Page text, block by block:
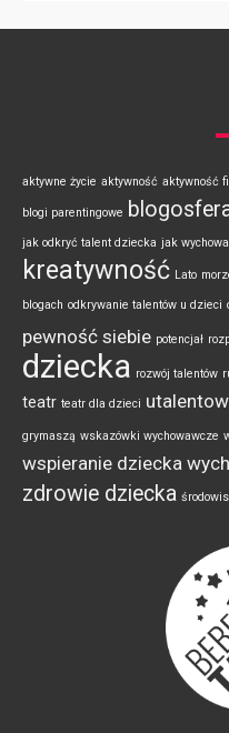
aktywne życie aktywność aktywność
blogi parentingowe
jak odkryć talent dziecka jak
kreatywność Lato
blogach odkrywanie talentów u dzieci
pewność siebie potencjał
dziecka rozwój talentów
teatr teatr dla dzieci
grymaszą wskazówki wychowawcze
wspieranie dziecka
zdrowie dziecka